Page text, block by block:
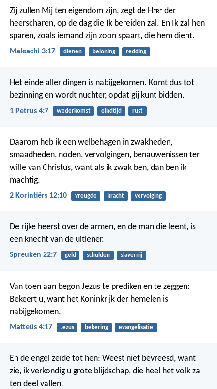
Zij zullen Mij ten eigendom zijn, zegt de Here der
heerscharen, op de dag die Ik bereiden zal. En Ik zal hen
sparen, zoals iemand zijn zoon spaart, die hem dient.
Maleachi 3:17 dienen beloning redding
Het einde aller dingen is nabijgekomen. Komt dus tot
bezinning en wordt nuchter, opdat gij kunt bidden.
1 Petrus 4:7 wederkomst eindtijd rust
Daarom heb ik een welbehagen in zwakheden,
smaadheden, noden, vervolgingen, benauwenissen ter
wille van Christus, want als ik zwak ben, dan ben ik
machtig.
2 Korintiërs 12:10 vreugde kracht vervolging
De rijke heerst over de armen, en de man die leent, is
een knecht van de uitlener.
Spreuken 22:7 geld schulden slavernij
Van toen aan begon Jezus te prediken en te zeggen:
Bekeert u, want het Koninkrijk der hemelen is
nabijgekomen.
Matteüs 4:17 Jezus bekering evangelisatie
En de engel zeide tot hen: Weest niet bevreesd, want
zie, ik verkondig u grote blijdschap, die heel het volk zal
ten deel vallen.